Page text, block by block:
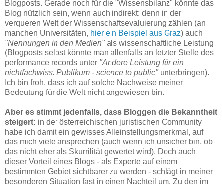
Blogposts. Gerade noch für die "Wissensbilanz" könnte das
Blog nützlich sein, wenn auch indirekt: denn in der
verqueren Welt der Wissenschaftsevaluierung zählen (an
manchen Universitäten, hier ein Beispiel aus Graz) auch
"Nennungen in den Medien" als wissenschaftliche Leistung
(Blogposts selbst könnte man allenfalls an letzter Stelle des
performance records unter "Andere Leistung für ein
nichtfachwiss. Publikum - science to public" unterbringen).
Ich bin froh, dass ich auf solche Nachweise meiner
Bedeutung für die Welt nicht angewiesen bin.
Aber es stimmt jedenfalls, dass Bloggen die Bekanntheit
steigert: in der österreichischen juristischen Community
habe ich damit ein gewisses Alleinstellungsmerkmal, auf
das mich viele ansprechen (auch wenn ich unsicher bin, ob
das nicht eher als Skurrilität gewertet wird). Doch auch
dieser Vorteil eines Blogs - als Experte auf einem
bestimmten Gebiet sichtbarer zu werden - schlägt in meiner
besonderen Situation fast in einen Nachteil um. Zu den im